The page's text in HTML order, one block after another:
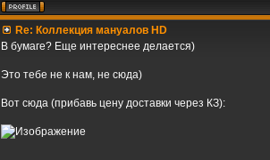
Re: Коллекция мануалов HD
В бумаге? Еще интереснее делается)
Это тебе не к нам, не сюда)
Вот сюда (прибавь цену доставки через КЗ):